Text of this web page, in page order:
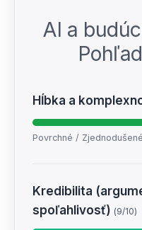
AI a
Hĺbka a
Povrchné / Zjednodušené
Kredibilita
spoľahlivosť) (9/10)